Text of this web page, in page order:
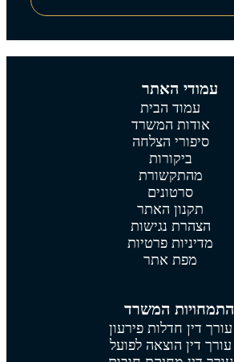
עמודי האתר
עמוד הבית
אודות המשרד
סיפורי הצלחה
ביקורות
מהתקשורת
סרטונים
תקנון האתר
הצהרת נגישות
מדיניות פרטיות
מפת אתר
התמחויות המשרד
עורך דין חדלות פירעון
עורך דין הוצאה לפועל